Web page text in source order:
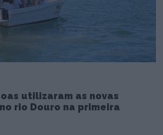
utilizaram as novas
rio Douro na primeira